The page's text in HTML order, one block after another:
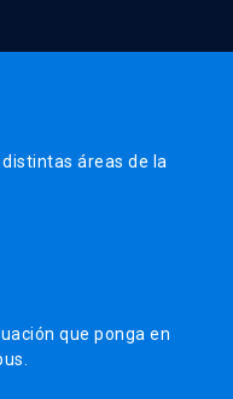
áreas de la
que ponga en